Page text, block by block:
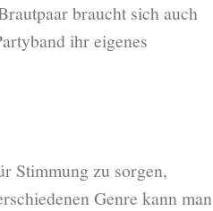
braucht sich auch
ihr eigenes
Stimmung zu sorgen,
Genre kann man